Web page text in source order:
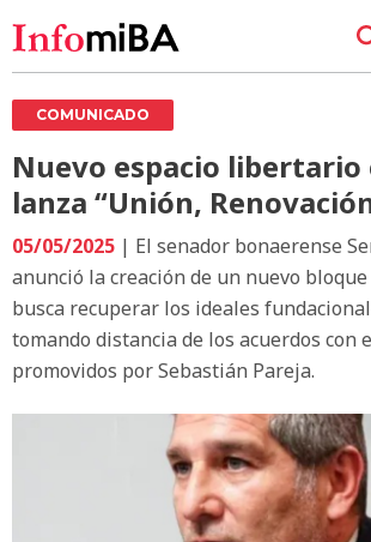
COMUNICADO
Nuevo espacio libertario
lanza “Unión,
05/05/2025 | El senador bonaerense
anunció la creación de un nuevo
busca recuperar los ideales
tomando distancia de los acuerdos con
promovidos por Sebastián Pareja.